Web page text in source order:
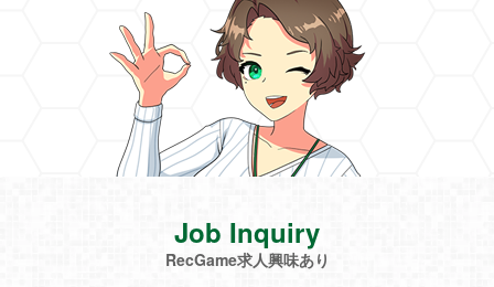
Job Inquiry
RecGame求人興味あり